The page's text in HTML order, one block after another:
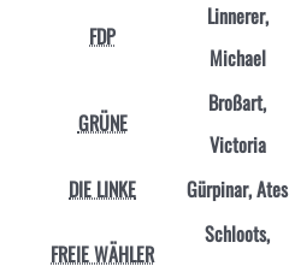
FDP
Linnerer,
Michael
GRÜNE
Broßart,
Victoria
DIE LINKE Gürpinar, Ates
FREIE WÄHLER
Schloots,